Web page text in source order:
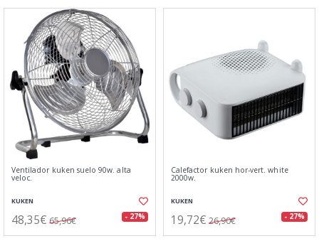
Ventilador kuken suelo 90w. alta
veloc.
KUKEN
48,35€ 65,96€ - 27%
Calefactor kuken hor-vert. white
2000w.
KUKEN
19,72€ 26,90€ - 27%